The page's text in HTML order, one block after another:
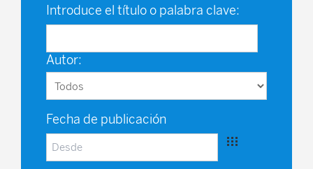
Introduce el título o palabra clave:
Autor:
Fecha de publicación